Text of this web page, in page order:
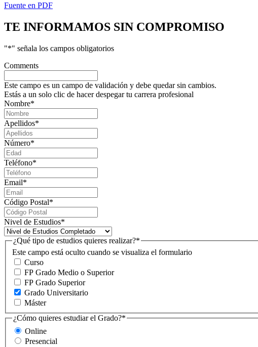
Fuente en PDF
TE INFORMAMOS SIN COMPROMISO
"*" señala los campos obligatorios
Comments
Este campo es un campo de validación y debe quedar sin cambios.
Estás a un solo clic de hacer despegar tu carrera profesional
Nombre*
Apellidos*
Número*
Teléfono*
Email*
Código Postal*
Nivel de Estudios*
Este campo está oculto cuando se visualiza el formulario
¿Qué tipo de estudios quieres realizar?*
Curso
FP Grado Medio o Superior
FP Grado Superior
Grado Universitario
Máster
¿Cómo quieres estudiar el Grado?*
Online
Presencial